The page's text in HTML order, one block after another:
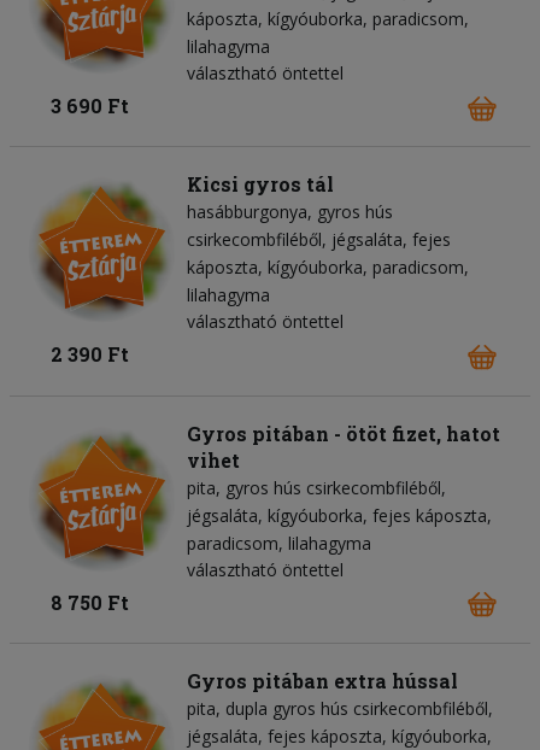
káposzta kígyóuborka paradicsom
lilahagyma
választható öntettel
3 690 Ft
Kicsi gyros tál
hasábburgonya gyros hús
csirkecombfiléből jégsaláta fejes
káposzta kígyóuborka paradicsom
lilahagyma
választható öntettel
2 390 Ft
Gyros pitában - ötöt fizet, hatot
vihet
pita gyros hús csirkecombfiléből
jégsaláta kígyóuborka fejes káposzta
paradicsom lilahagyma
választható öntettel
8 750 Ft
Gyros pitában extra hússal
pita dupla gyros hús csirkecombfiléből
jégsaláta fejes káposzta kígyóuborka